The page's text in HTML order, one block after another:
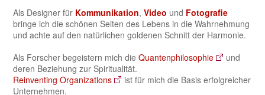
Als Designer für Kommunikation,Video und Fotografie
bringe ich die schönen Seiten des Lebens in die Wahrnehmung
und achte auf den natürlichen goldenen Schnitt der Harmonie.
Als Forscher begeistern mich dieQuantenphilosophie
und
deren Beziehung zur Spiritualität.
Reinventing Organizations
ist für mich die Basis erfolgreicher
Unternehmen.